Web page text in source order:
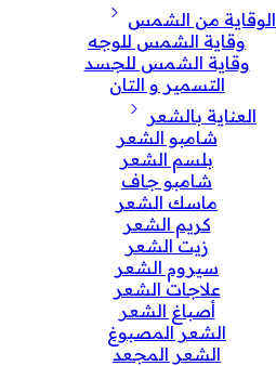
الوقاية من الشمس
وقاية الشمس للوجه
وقاية الشمس للجسد
التسمير و التان
العناية بالشعر
شامبو الشعر
بلسم الشعر
شامبو جاف
ماسك الشعر
كريم الشعر
زيت الشعر
سيروم الشعر
علاجات الشعر
أصباغ الشعر
الشعر المصبوغ
الشعر المجعد